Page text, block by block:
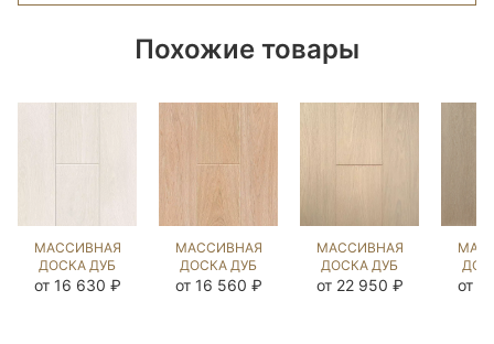
Похожие товары
МАССИВНАЯ
ДОСКА ДУБ
ИРБИС
от 16 630 ₽
МАССИВНАЯ
ДОСКА ДУБ
СТЭЙН
от 16 560 ₽
МАССИВНАЯ
ДОСКА ДУБ
ФИАТО
от 22 950 ₽ от